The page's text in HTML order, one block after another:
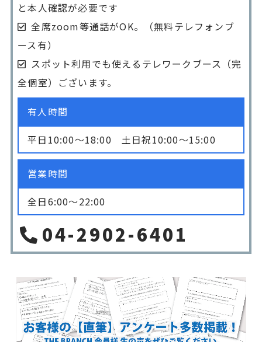
と本人確認が必要です
全席zoom等通話がOK。（無料テレフォンブ
ース有）
スポット利用でも使えるテレワークブース（完
全個室）ございます。
有人時間
平日10:00〜18:00 土日祝10:00〜15:00
営業時間
全日6:00〜22:00
04-2902-6401